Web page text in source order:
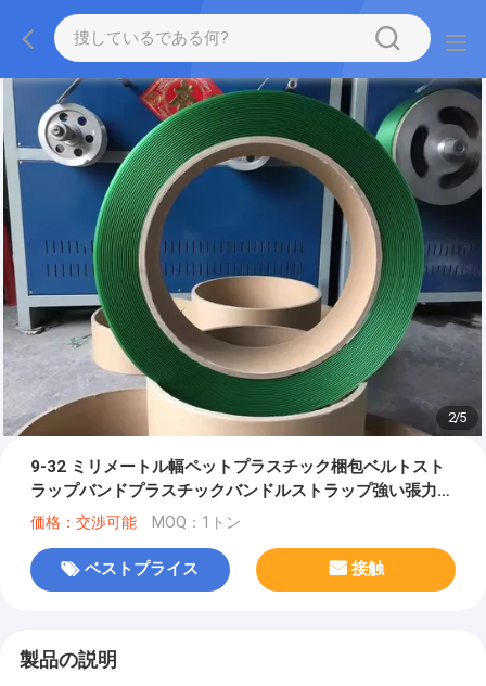
2/5
9-32 ミリメートル幅ペットプラスチック梱包ベルトスト
ラップバンドプラスチックバンドルストラップ強い張力
350-950kgf
価格：交渉可能 MOQ：1トン
ベストプライス 接触
製品の説明